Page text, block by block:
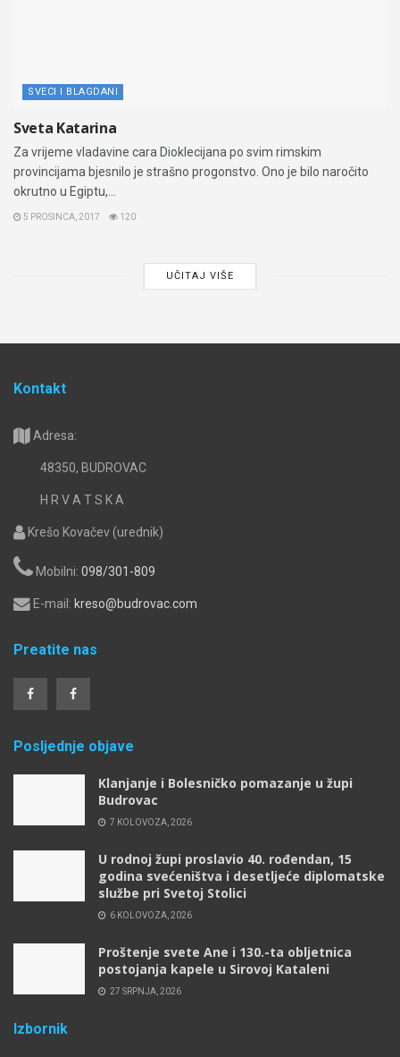
SVECI I BLAGDANI
Sveta Katarina
Za vrijeme vladavine cara Dioklecijana po svim rimskim
provincijama bjesnilo je strašno progonstvo. Ono je bilo naročito
okrutno u Egiptu,...
5 PROSINCA, 2017 120
UČITAJ VIŠE
Kontakt
Adresa:
48350, BUDROVAC
H R V A T S K A
Krešo Kovačev (urednik)
Mobilni: 098/301-809
E-mail: kreso@budrovac.com
Preatite nas
Posljednje objave
Klanjanje i Bolesničko pomazanje u župi
Budrovac
7 KOLOVOZA, 2026
U rodnoj župi proslavio 40. rođendan, 15
godina svećeništva i desetljeće diplomatske
službe pri Svetoj Stolici
6 KOLOVOZA, 2026
Proštenje svete Ane i 130.-ta obljetnica
postojanja kapele u Sirovoj Kataleni
27 SRPNJA, 2026
Izbornik